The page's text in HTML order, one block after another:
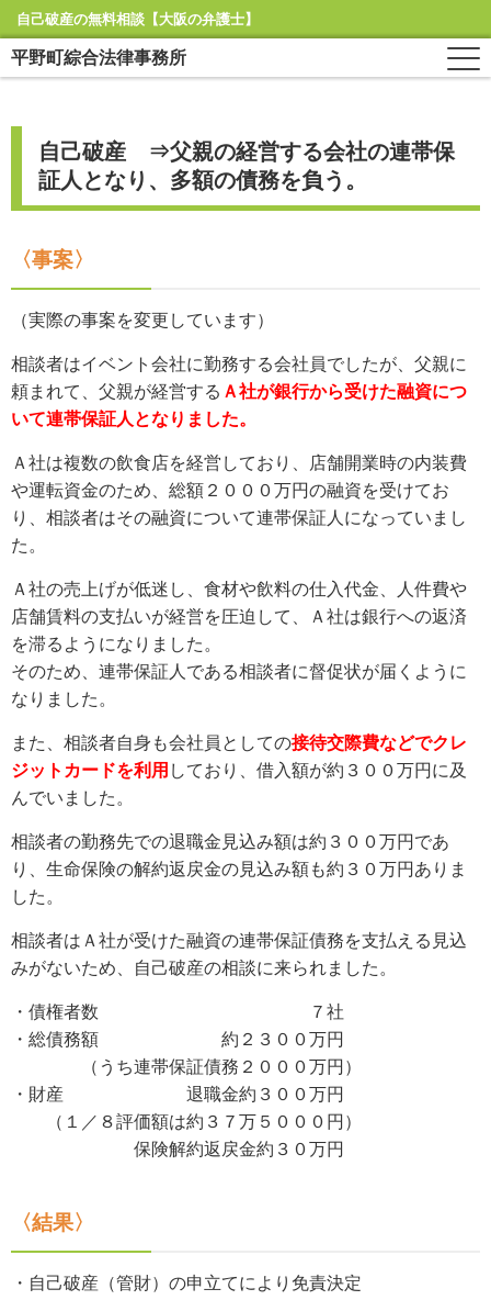
自己破産の無料相談【大阪の弁護士】
平野町綜合法律事務所
自己破産 ⇒父親の経営する会社の連帯保
証人となり、多額の債務を負う。
〈事案〉
（実際の事案を変更しています）
相談者はイベント会社に勤務する会社員でしたが、父親に
頼まれて、父親が経営する Ａ社が銀行から受けた融資につ
いて連帯保証人となりました。
Ａ社は複数の飲食店を経営しており、店舗開業時の内装費
や運転資金のため、総額２０００万円の融資を受けてお
り、相談者はその融資について連帯保証人になっていまし
た。
Ａ社の売上げが低迷し、食材や飲料の仕入代金、人件費や
店舗賃料の支払いが経営を圧迫して、Ａ社は銀行への返済
を滞るようになりました。
そのため、連帯保証人である相談者に督促状が届くように
なりました。
また、相談者自身も会社員としての接待交際費などでクレ
ジットカードを利用 しており、借入額が約３００万円に及
んでいました。
相談者の勤務先での退職金見込み額は約３００万円であ
り、生命保険の解約返戻金の見込み額も約３０万円ありま
した。
相談者はＡ社が受けた融資の連帯保証債務を支払える見込
みがないため、自己破産の相談に来られました。
・債権者数 ７社
・総債務額 約２３００万円
（うち連帯保証債務２０００万円）
・財産 退職金約３００万円
（１／８評価額は約３７万５０００円）
保険解約返戻金約３０万円
〈結果〉
・自己破産（管財）の申立てにより免責決定